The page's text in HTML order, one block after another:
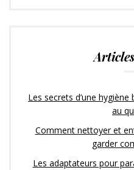
Les secrets d’une
au
Comment nettoyer et
garder
Les adaptateurs pour